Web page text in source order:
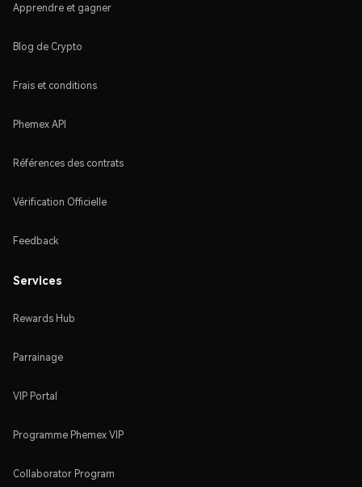
Apprendre et gagner
Blog de Crypto
Frais et conditions
Phemex API
Références des contrats
Vérification Officielle
Feedback
Services
Rewards Hub
Parrainage
VIP Portal
Programme Phemex VIP
Collaborator Program